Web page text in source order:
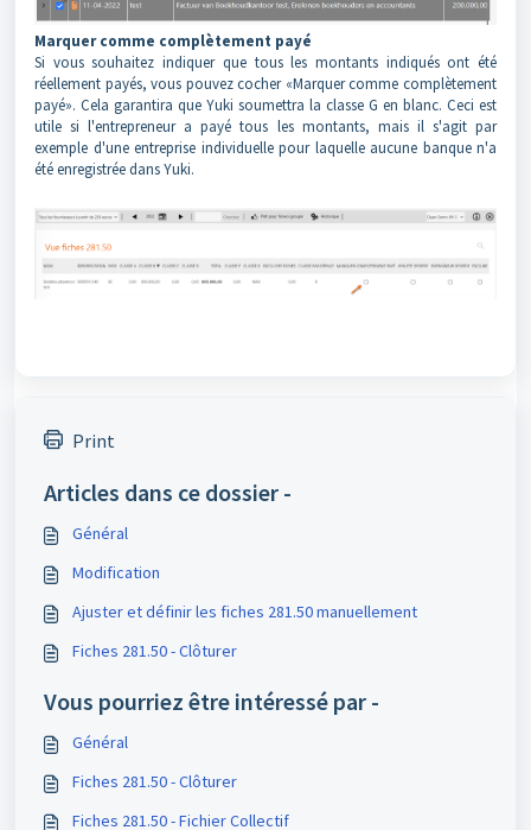
Marquer comme complètement payé
Si vous souhaitez indiquer que tous les montants indiqués ont été
réellement payés, vous pouvez cocher «Marquer comme complètement
payé». Cela garantira que Yuki soumettra la classe G en blanc. Ceci est
utile si l'entrepreneur a payé tous les montants, mais il s'agit par
exemple d'une entreprise individuelle pour laquelle aucune banque n'a
été enregistrée dans Yuki.
Print
Articles dans ce dossier -
Général
Modification
Ajuster et définir les fiches 281.50 manuellement
Fiches 281.50 - Clôturer
Vous pourriez être intéressé par -
Général
Fiches 281.50 - Clôturer
Fiches 281.50 - Fichier Collectif